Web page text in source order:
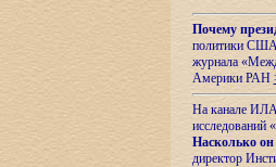
Почему
политики США
журнала
Америки РАН
На канале ИЛА
исследований «
Насколько он
директор